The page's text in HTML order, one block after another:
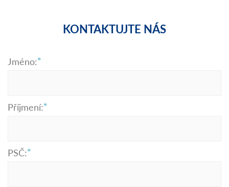
KONTAKTUJTE NÁS
Jméno:
Příjmení:
PSČ: